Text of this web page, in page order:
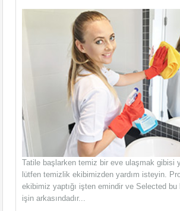
Tatile başlarken temiz bir eve ulaşmak gibisi
lütfen temizlik ekibimizden yardım isteyin.
ekibimiz yaptığı işten emindir ve Selected bu
işin arkasındadır...